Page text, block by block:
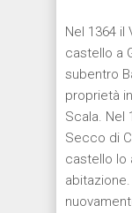
Nel 1364
castello a
subentro
proprietà
Scala. Nel
Secco di
castello lo